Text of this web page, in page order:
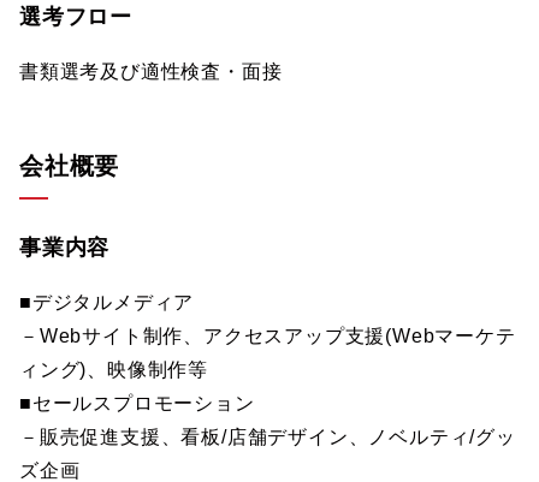
選考フロー
書類選考及び適性検査・面接
会社概要
事業内容
■デジタルメディア
－Webサイト制作、アクセスアップ支援(Webマーケテ
ィング)、映像制作等
■セールスプロモーション
－販売促進支援、看板/店舗デザイン、ノベルティ/グッ
ズ企画